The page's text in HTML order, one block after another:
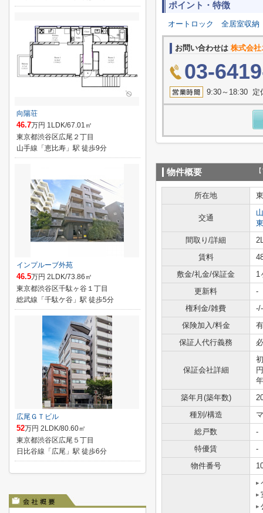
ポイント・特徴
オートロック 全居室収納
お問い合わせは 株式会
03-
9:30～18:30 定
物件概要
所在地
交通
間取り/詳細
賃料
敷金/礼金/保証金
1
更新料
-
権利金/雑費
-/-
保険加入/料金
保証人代行義務
保証会社詳細
築年月(築年数)
種別/構造
総戸数
-
特優賃
-
物件番号
向陽荘
46.7万円 1LDK/67.01㎡
東京都渋谷区広尾２丁目
山手線「恵比寿」駅 徒歩9分
インプルーブ外苑
46.5万円 2LDK/73.86㎡
東京都渋谷区千駄ヶ谷１丁目
総武線「千駄ケ谷」駅 徒歩5分
広尾ＧＴビル
52万円 2LDK/80.60㎡
東京都渋谷区広尾５丁目
日比谷線「広尾」駅 徒歩6分